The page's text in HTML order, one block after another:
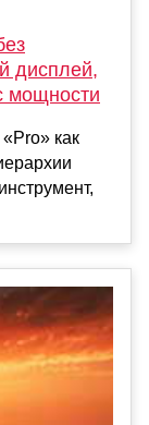
дисплей,
мощности
как